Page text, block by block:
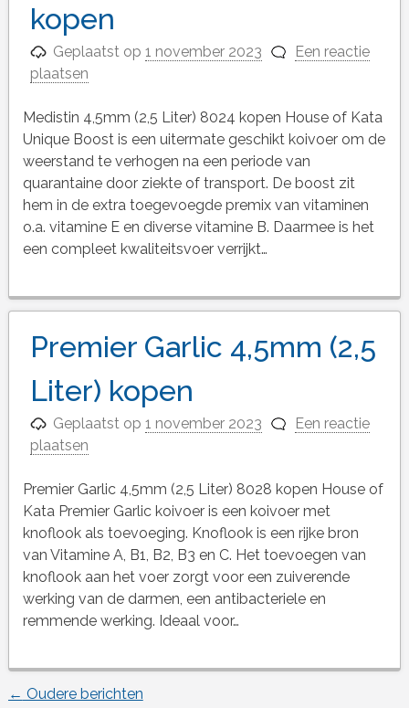
kopen
Geplaatst op1 november 2023
Een reactie
plaatsen
Medistin 4,5mm (2,5 Liter) 8024 kopen House of Kata
Unique Boost is een uitermate geschikt koivoer om de
weerstand te verhogen na een periode van
quarantaine door ziekte of transport. De boost zit
hem in de extra toegevoegde premix van vitaminen
o.a. vitamine E en diverse vitamine B. Daarmee is het
een compleet kwaliteitsvoer verrijkt…
Premier Garlic 4,5mm (2,5
Liter) kopen
Geplaatst op1 november 2023
Een reactie
plaatsen
Premier Garlic 4,5mm (2,5 Liter) 8028 kopen House of
Kata Premier Garlic koivoer is een koivoer met
knoflook als toevoeging. Knoflook is een rijke bron
van Vitamine A, B1, B2, B3 en C. Het toevoegen van
knoflook aan het voer zorgt voor een zuiverende
werking van de darmen, een antibacteriele en
remmende werking. Ideaal voor…
← Oudere berichten